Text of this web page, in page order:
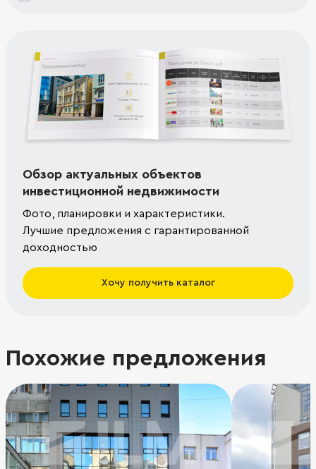
Обзор актуальных объектов
инвестиционной недвижимости
Фото, планировки и характеристики.
Лучшие предложения с гарантированной
доходностью
Хочу получить каталог
Похожие предложения